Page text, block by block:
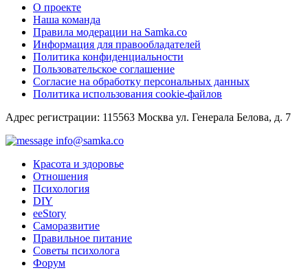
О проекте
Наша команда
Правила модерации на Samka.co
Информация для правообладателей
Политика конфиденциальности
Пользовательское соглашение
Согласие на обработку персональных данных
Политика использования cookie-файлов
Адрес регистрации: 115563 Москва ул. Генерала Белова, д. 7
info@samka.co
Красота и здоровье
Отношения
Психология
DIY
ееStory
Саморазвитие
Правильное питание
Советы психолога
Форум